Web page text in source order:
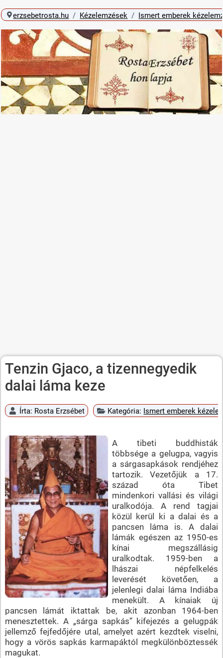
erzsebetrosta.hu Kézelemzések Ismert emberek
Tenzin Gjaco, a tizennegyedik
dalai láma keze
Írta: Rosta Erzsébet Kategória: Ismert emberek
A tibeti buddhisták
többsége a gelugpa, vagyis
a sárgasapkások rendjéhez
tartozik. Vezetőjük a 17.
század óta Tibet
mindenkori vallási és világi
uralkodója. A rend tagjai
közül kerül ki a dalai és a
pancsen láma is. A dalai
lámák egészen az 1950-es
kínai megszállásig
uralkodtak. 1959-ben a
lhászai népfelkelés
leverését követően, a
jelenlegi dalai láma Indiába
menekült. A kínaiak új
pancsen lámát iktattak be, akit azonban 1964-ben
menesztettek. A „sárga sapkás” kifejezés a gelugpák
jellemző fejfedőjére utal, amelyet azért kezdtek viselni,
hogy a vörös sapkás karmapáktól megkülönböztessék
magukat.